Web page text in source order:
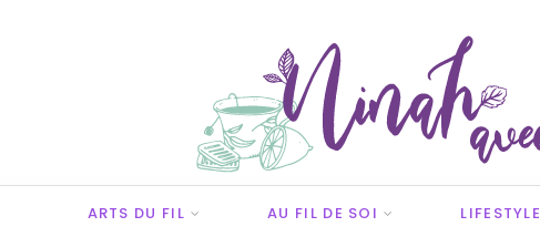
ARTS DU FIL AU FIL DE SOI LIFESTYLE